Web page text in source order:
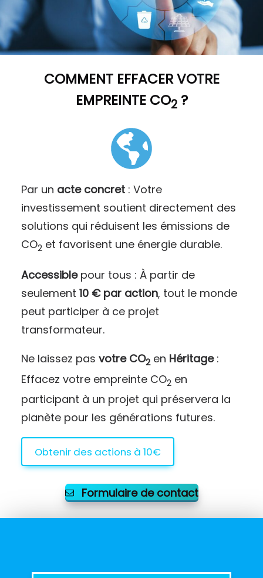
COMMENT EFFACER VOTRE
EMPREINTE CO2?
Par un acte concret: Votre
investissement soutient directement des
solutions qui réduisent les émissions de
CO2 et favorisent une énergie durable.
Accessiblepour tous : À partir de
seulement 10 € par action, tout le monde
peut participer à ce projet
transformateur.
Ne laissez pas votre CO2en Héritage:
Effacez votre empreinte CO2 en
participant à un projet qui préservera la
planète pour les générations futures.
Obtenir des actions à 10€
Formulaire de contact